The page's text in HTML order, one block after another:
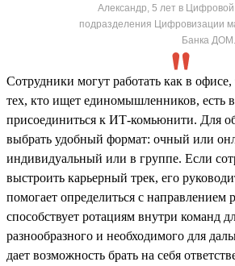
Александр, 5 лет в
подразделения Цифровизации
Банка
Сотрудники могут работать как в
тех, кто ищет единомышленников, есть
присоединиться к ИТ-комьюнити. Для
выбрать удобный формат: очный или
индивидуальный или в группе. Если
выстроить карьерный трек, его
помогает определиться с направлением
способствует ротациям внутри команд
разнообразного и необходимого для
дает возможность брать на себя